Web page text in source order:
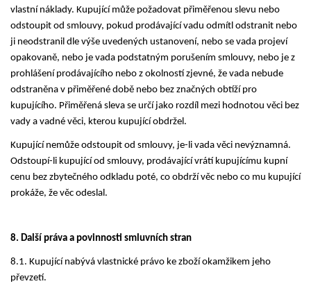
vlastní náklady. Kupující může požadovat přiměřenou slevu nebo
odstoupit od smlouvy, pokud prodávající vadu odmítl odstranit nebo
ji neodstranil dle výše uvedených ustanovení, nebo se vada projeví
opakovaně, nebo je vada podstatným porušením smlouvy, nebo je z
prohlášení prodávajícího nebo z okolností zjevné, že vada nebude
odstraněna v přiměřené době nebo bez značných obtíží pro
kupujícího. Přiměřená sleva se určí jako rozdíl mezi hodnotou věci bez
vady a vadné věci, kterou kupující obdržel.
Kupující nemůže odstoupit od smlouvy, je-li vada věci nevýznamná.
Odstoupí-li kupující od smlouvy, prodávající vrátí kupujícímu kupní
cenu bez zbytečného odkladu poté, co obdrží věc nebo co mu kupující
prokáže, že věc odeslal.
8. Další práva a povinnosti smluvních stran
8.1. Kupující nabývá vlastnické právo ke zboží okamžikem jeho
převzetí.